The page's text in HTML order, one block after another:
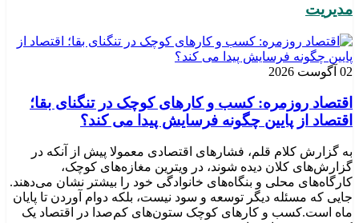
مدیریت
02 آگوست 2026
اقتصاد روزمره: کسب‌ و کارهای کوچک در تنگنای بقا؛
اقتصاد از پایین چگونه فرسایش پیدا می کند؟
به گزارش کلام قلم، فشارهای اقتصادی معمولا پیش از آنکه در
گزارش‌های کلان دیده شوند، در ویترین مغازه‌های کوچک،
کارگاه‌های محلی و بنگاه‌های خانوادگی خود را بیشتر نشان می‌دهند.
جایی که مسئله دیگر توسعه و سود نیست، بلکه دوام آوردن تا پایان
ماه است.کسب‌ و کارهای کوچک ستون‌های کم‌صدا در اقتصاد یک